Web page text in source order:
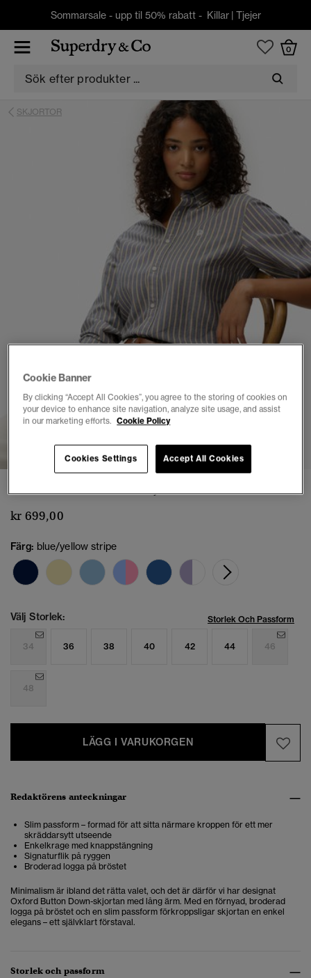
Sommarsale - upp til 50% rabatt - Killar| Tjejer
0
SKJORTOR
3 4
kr 699,00
Färg: blue/yellow stripe
Välj Storlek: Storlek Och Passform
34 36 38 40 42 44 46
48
LÄGG I VARUKORGEN
Redaktörens anteckningar
Slim passform – formad för att sitta närmare kroppen för ett mer
skräddarsytt utseende
Enkelkrage med knappstängning
Signaturflik på ryggen
Broderad logga på bröstet
Minimalism är ibland det rätta valet, och det är därför vi har designat
Oxford Button Down-skjortan med lång ärm. Med en förnyad, broderad
logga på bröstet och en slim passform förkroppsligar skjortan en enkel
elegans – ett självklart förstaval.
Storlek och passform
Cookie Banner
By clicking “Accept All Cookies”, you agree to the storing of cookies on
your device to enhance site navigation, analyze site usage, and assist
in our marketing efforts. Cookie Policy
Accept All Cookies
Cookies Settings